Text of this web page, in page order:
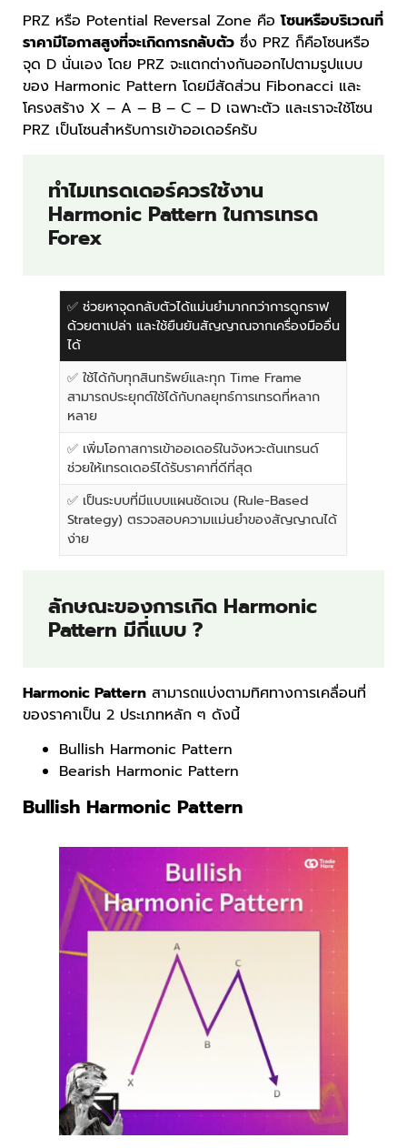
PRZ หรือ Potential Reversal Zone คือโซนหรือบริเวณที่
ราคามีโอกาสสูงที่จะเกิดการกลับตัว ซึ่ง PRZ ก็คือโซนหรือ
จุด D นั่นเอง โดย PRZ จะแตกต่างกันออกไปตามรูปแบบ
ของ Harmonic Pattern โดยมีสัดส่วน Fibonacci และ
โครงสร้าง X – A – B – C – D เฉพาะตัว และเราจะใช้โซน
PRZ เป็นโซนสำหรับการเข้าออเดอร์ครับ
ทำไมเทรดเดอร์ควรใช้งาน
Harmonic Pattern ในการเทรด
Forex
✅ ช่วยหาจุดกลับตัวได้แม่นยำมากกว่าการดูกราฟ
ด้วยตาเปล่า และใช้ยืนยันสัญญาณจากเครื่องมืออื่น
ได้
✅ ใช้ได้กับทุกสินทรัพย์และทุก Time Frame
สามารถประยุกต์ใช้ได้กับกลยุทธ์การเทรดที่หลาก
หลาย
✅ เพิ่มโอกาสการเข้าออเดอร์ในจังหวะต้นเทรนด์
ช่วยให้เทรดเดอร์ได้รับราคาที่ดีที่สุด
✅ เป็นระบบที่มีแบบแผนชัดเจน (Rule-Based
Strategy) ตรวจสอบความแม่นยำของสัญญาณได้
ง่าย
ลักษณะของการเกิด Harmonic
Pattern มีกี่แบบ ?
Harmonic Pattern สามารถแบ่งตามทิศทางการเคลื่อนที่
ของราคาเป็น 2 ประเภทหลัก ๆ ดังนี้
Bullish Harmonic Pattern
Bearish Harmonic Pattern
Bullish Harmonic Pattern